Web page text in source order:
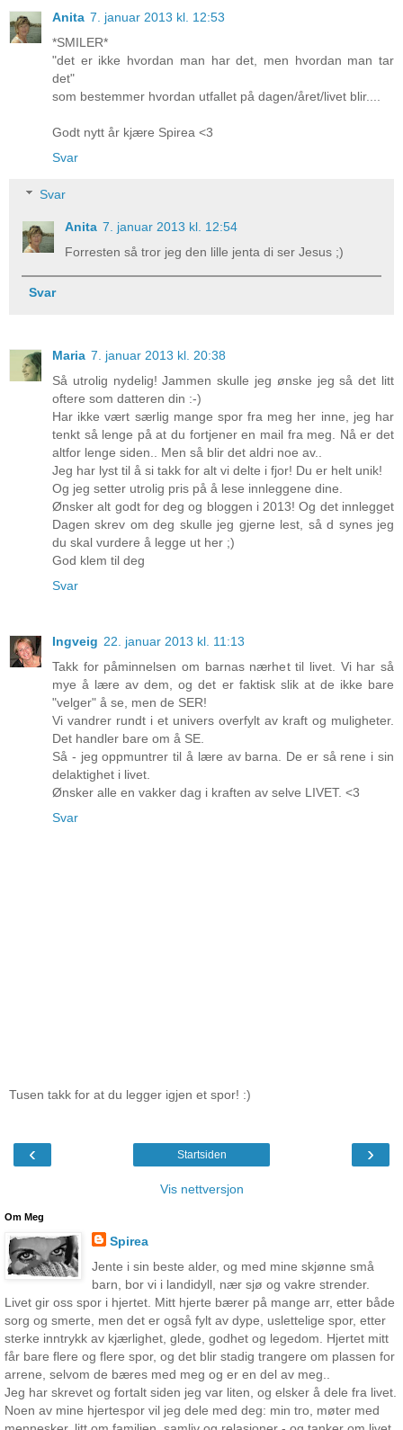
Anita 7. januar 2013 kl. 12:53
*SMILER*
"det er ikke hvordan man har det, men hvordan man tar
det"
som bestemmer hvordan utfallet på dagen/året/livet blir....
Godt nytt år kjære Spirea <3
Svar
Svar
Anita 7. januar 2013 kl. 12:54
Forresten så tror jeg den lille jenta di ser Jesus ;)
Svar
Maria 7. januar 2013 kl. 20:38
Så utrolig nydelig! Jammen skulle jeg ønske jeg så det litt
oftere som datteren din :-)
Har ikke vært særlig mange spor fra meg her inne, jeg har
tenkt så lenge på at du fortjener en mail fra meg. Nå er det
altfor lenge siden.. Men så blir det aldri noe av..
Jeg har lyst til å si takk for alt vi delte i fjor! Du er helt unik!
Og jeg setter utrolig pris på å lese innleggene dine.
Ønsker alt godt for deg og bloggen i 2013! Og det innlegget
Dagen skrev om deg skulle jeg gjerne lest, så d synes jeg
du skal vurdere å legge ut her ;)
God klem til deg
Svar
Ingveig 22. januar 2013 kl. 11:13
Takk for påminnelsen om barnas nærhet til livet. Vi har så
mye å lære av dem, og det er faktisk slik at de ikke bare
"velger" å se, men de SER!
Vi vandrer rundt i et univers overfylt av kraft og muligheter.
Det handler bare om å SE.
Så - jeg oppmuntrer til å lære av barna. De er så rene i sin
delaktighet i livet.
Ønsker alle en vakker dag i kraften av selve LIVET. <3
Svar
Tusen takk for at du legger igjen et spor! :)
‹ ›
Startsiden
Vis nettversjon
Om Meg
Spirea
Jente i sin beste alder, og med mine skjønne små
barn, bor vi i landidyll, nær sjø og vakre strender.
Livet gir oss spor i hjertet. Mitt hjerte bærer på mange arr, etter både
sorg og smerte, men det er også fylt av dype, uslettelige spor, etter
sterke inntrykk av kjærlighet, glede, godhet og legedom. Hjertet mitt
får bare flere og flere spor, og det blir stadig trangere om plassen for
arrene, selvom de bæres med meg og er en del av meg..
Jeg har skrevet og fortalt siden jeg var liten, og elsker å dele fra livet.
Noen av mine hjertespor vil jeg dele med deg: min tro, møter med